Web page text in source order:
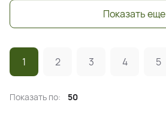
Показать еще
1 2 3 4 5
Показать по: 50